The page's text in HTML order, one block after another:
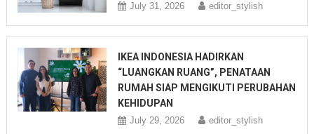
July 31, 2026 editor_stylish
IKEA INDONESIA HADIRKAN
“LUANGKAN RUANG”, PENATAAN
RUMAH SIAP MENGIKUTI PERUBAHAN
KEHIDUPAN
July 29, 2026 editor_stylish